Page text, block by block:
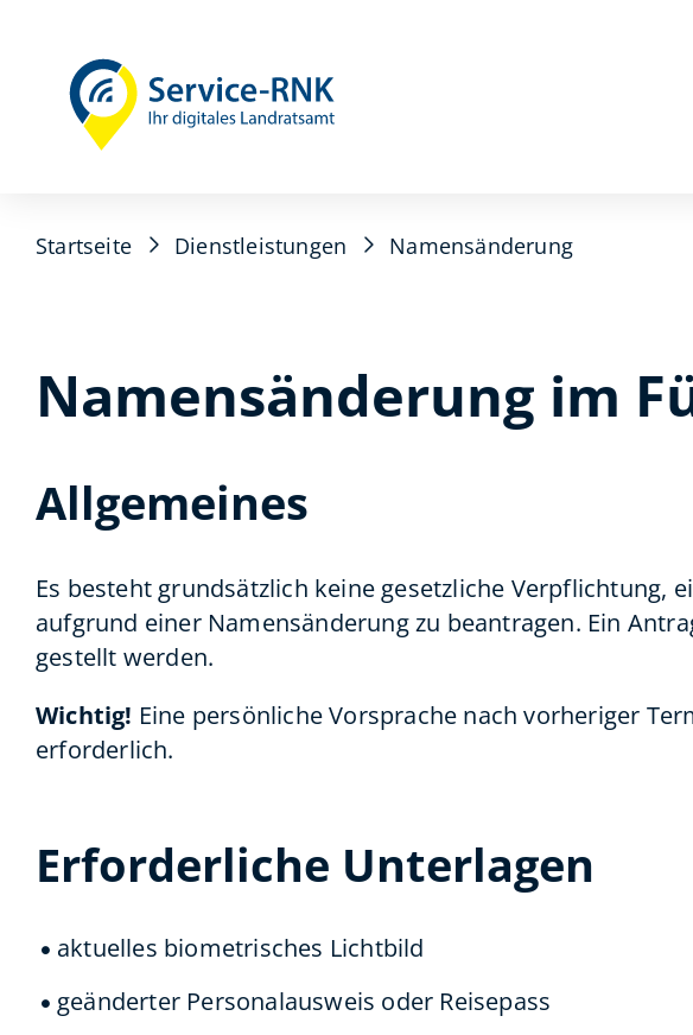
Startseite Dienstleistungen Namensänderung
Namensänderung im
Allgemeines
Es besteht grundsätzlich keine gesetzliche Verpflichtung,
aufgrund einer Namensänderung zu beantragen. Ein
gestellt werden.
Wichtig! Eine persönliche Vorsprache nach vorheriger
erforderlich.
Erforderliche Unterlagen
aktuelles biometrisches Lichtbild
geänderter Personalausweis oder Reisepass